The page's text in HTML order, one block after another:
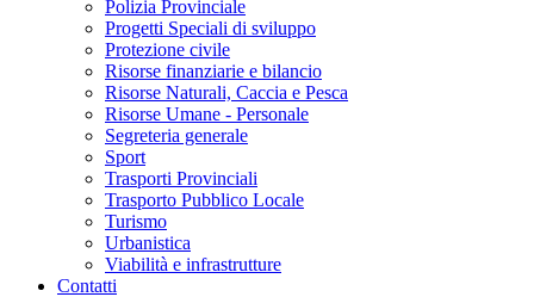
Polizia Provinciale
Progetti Speciali di sviluppo
Protezione civile
Risorse finanziarie e bilancio
Risorse Naturali, Caccia e Pesca
Risorse Umane - Personale
Segreteria generale
Sport
Trasporti Provinciali
Trasporto Pubblico Locale
Turismo
Urbanistica
Viabilità e infrastrutture
Contatti